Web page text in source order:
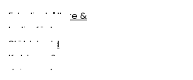
Extraljushållare &
extraljusfäste
Stöldskydd
Kablage &